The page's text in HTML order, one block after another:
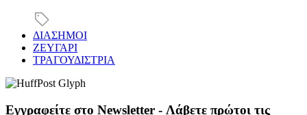
ΔΙΑΣΗΜΟΙ
ΖΕΥΓΑΡΙ
ΤΡΑΓΟΥΔΙΣΤΡΙΑ
Εγγραφείτε στο Newsletter - Λάβετε πρώτοι τις